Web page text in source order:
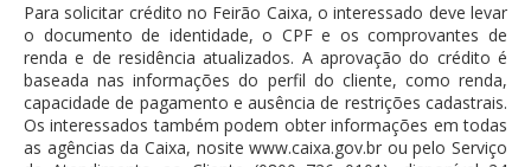
Para solicitar crédito no Feirão Caixa, o interessado deve levar
o documento de identidade, o CPF e os comprovantes de
renda e de residência atualizados. A aprovação do crédito é
baseada nas informações do perfil do cliente, como renda,
capacidade de pagamento e ausência de restrições cadastrais.
Os interessados também podem obter informações em todas
as agências da Caixa, nosite www.caixa.gov.br ou pelo Serviço